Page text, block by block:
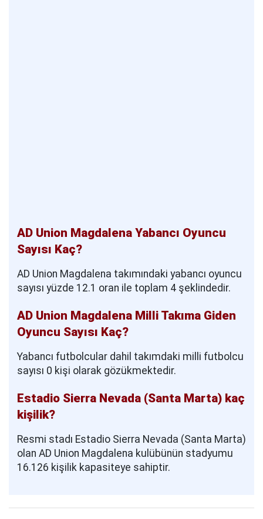
AD Union Magdalena Yabancı Oyuncu
Sayısı Kaç?
AD Union Magdalena takımındaki yabancı oyuncu
sayısı yüzde 12.1 oran ile toplam 4 şeklindedir.
AD Union Magdalena Milli Takıma Giden
Oyuncu Sayısı Kaç?
Yabancı futbolcular dahil takımdaki milli futbolcu
sayısı 0 kişi olarak gözükmektedir.
Estadio Sierra Nevada (Santa Marta) kaç
kişilik?
Resmi stadı Estadio Sierra Nevada (Santa Marta)
olan AD Union Magdalena kulübünün stadyumu
16.126 kişilik kapasiteye sahiptir.